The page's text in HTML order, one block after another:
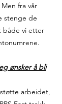
fra vår
stenge de
både vi etter
ønsker å bli
arbeidet,